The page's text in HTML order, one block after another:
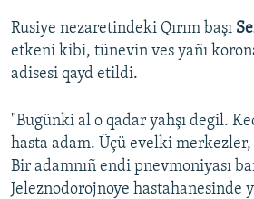
QOŞULIÑIZ!
RFE/RS bütün saytları
Rusiye nezaretindeki Qırım başı
etkeni kibi, tünevin ves yañı
adisesi qayd etildi.
"Bugünki al o qadar yahşı degil.
hasta adam. Üçü evelki
Bir adamnıñ endi pnevmoniyası
Jeleznodorojnoye hastahanesinde